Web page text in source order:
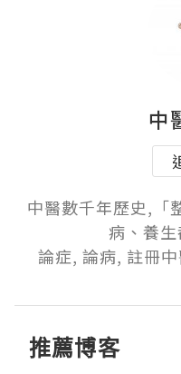
中
中醫數千年歷史,「
病、養生
論症, 論病, 註冊
推薦博客